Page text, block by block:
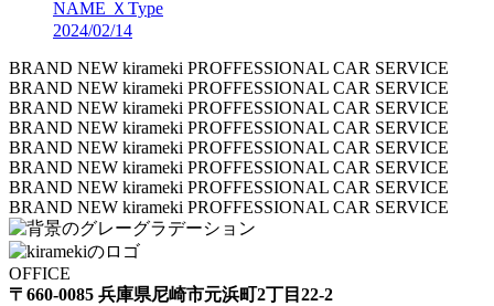
NAME ＸType
2024/02/14
BRAND NEW kirameki PROFFESSIONAL CAR SERVICE
BRAND NEW kirameki PROFFESSIONAL CAR SERVICE
BRAND NEW kirameki PROFFESSIONAL CAR SERVICE
BRAND NEW kirameki PROFFESSIONAL CAR SERVICE
BRAND NEW kirameki PROFFESSIONAL CAR SERVICE
BRAND NEW kirameki PROFFESSIONAL CAR SERVICE
BRAND NEW kirameki PROFFESSIONAL CAR SERVICE
BRAND NEW kirameki PROFFESSIONAL CAR SERVICE
OFFICE
〒660-0085 兵庫県尼崎市元浜町2丁目22-2